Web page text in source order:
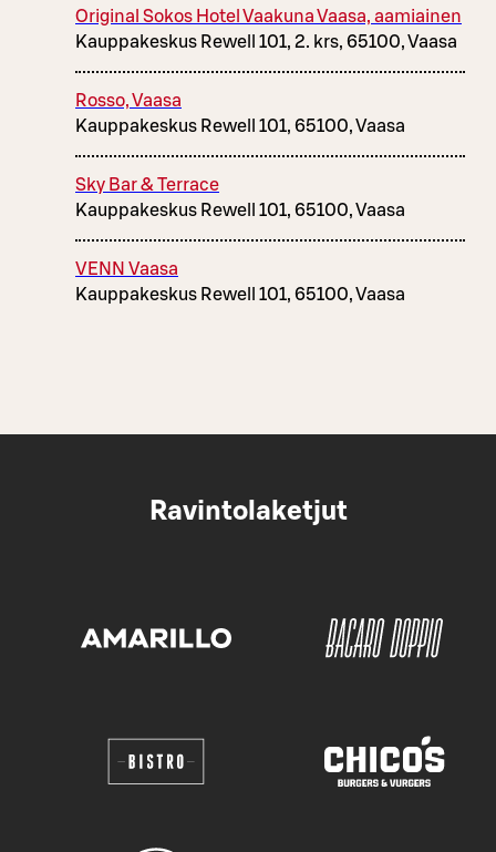
Original Sokos Hotel Vaakuna Vaasa, aamiainen
Kauppakeskus Rewell 101, 2. krs, 65100, Vaasa
Rosso, Vaasa
Kauppakeskus Rewell 101, 65100, Vaasa
Sky Bar & Terrace
Kauppakeskus Rewell 101, 65100, Vaasa
VENN Vaasa
Kauppakeskus Rewell 101, 65100, Vaasa
Ravintolaketjut